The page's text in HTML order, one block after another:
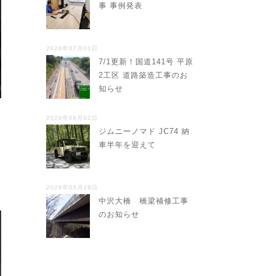
事 事例発表
2026年07月01日
7/1更新！国道141号 平原
2工区 道路築造工事のお
知らせ
2026年06月02日
ジムニーノマド JC74 納
車半年を迎えて
2026年05月28日
中沢大橋 橋梁補修工事
のお知らせ